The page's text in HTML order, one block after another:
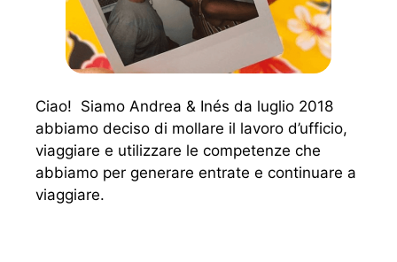
Ciao! Siamo Andrea & Inés da luglio 2018
abbiamo deciso di mollare il lavoro d’ufficio,
viaggiare e utilizzare le competenze che
abbiamo per generare entrate e continuare a
viaggiare.